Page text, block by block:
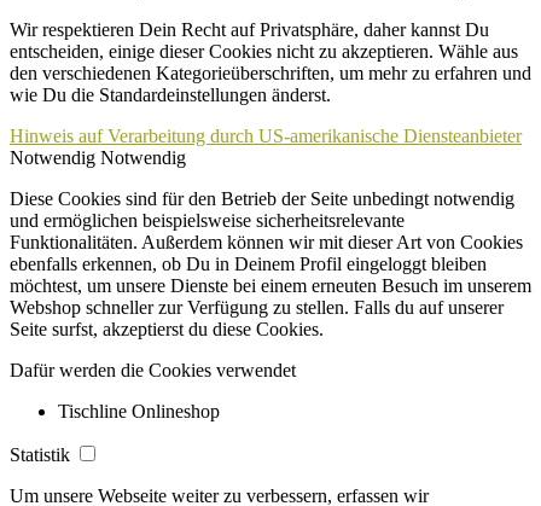
Wir respektieren Dein Recht auf Privatsphäre, daher kannst Du
entscheiden, einige dieser Cookies nicht zu akzeptieren. Wähle aus
den verschiedenen Kategorieüberschriften, um mehr zu erfahren und
wie Du die Standardeinstellungen änderst.
Hinweis auf Verarbeitung durch US-amerikanische Diensteanbieter
Notwendig Notwendig
Diese Cookies sind für den Betrieb der Seite unbedingt notwendig
und ermöglichen beispielsweise sicherheitsrelevante
Funktionalitäten. Außerdem können wir mit dieser Art von Cookies
ebenfalls erkennen, ob Du in Deinem Profil eingeloggt bleiben
möchtest, um unsere Dienste bei einem erneuten Besuch im unserem
Webshop schneller zur Verfügung zu stellen. Falls du auf unserer
Seite surfst, akzeptierst du diese Cookies.
Dafür werden die Cookies verwendet
Tischline Onlineshop
Statistik
Um unsere Webseite weiter zu verbessern, erfassen wir